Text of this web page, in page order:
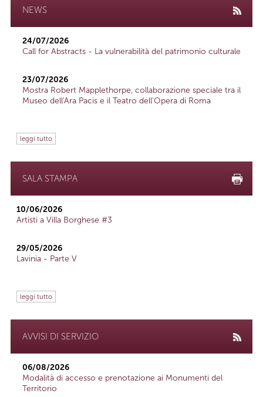
NEWS
24/07/2026
Call for Abstracts - La vulnerabilità del patrimonio culturale
23/07/2026
Mostra Robert Mapplethorpe, collaborazione speciale tra il
Museo dell'Ara Pacis e il Teatro dell'Opera di Roma
leggi tutto
SALA STAMPA
10/06/2026
Artisti a Villa Borghese #3
29/05/2026
Lavinia - Parte V
leggi tutto
AVVISI DI SERVIZIO
06/08/2026
Modalità di accesso e prenotazione ai Monumenti del
Territorio